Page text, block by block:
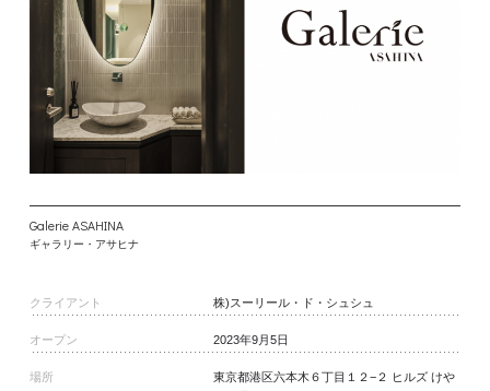
Galerie ASAHINA
ギャラリー・アサヒナ
クライアント 株)スーリール・ド・シュシュ
オープン 2023年9月5日
場所
東京都港区六本木６丁目１２−２ ヒルズ けや